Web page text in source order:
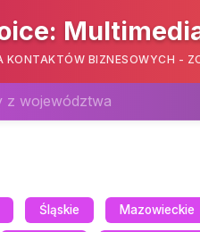
KONTAKTÓW BIZNESOWYCH -
z województwa
Śląskie Mazowieckie